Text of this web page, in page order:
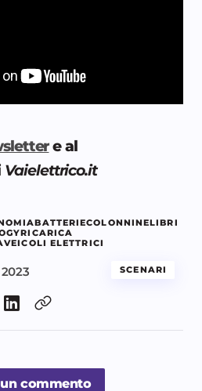
e al
Vaielettrico.it
BATTERIECOLONNINELIBRI
RICARICA
VEICOLI ELETTRICI
SCENARI
commento